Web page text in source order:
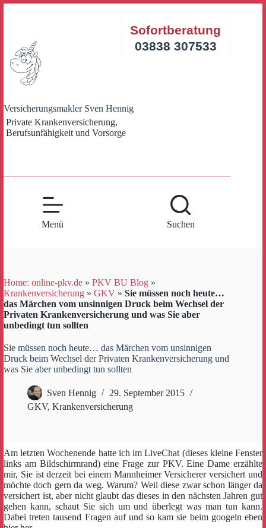
Versicherungsmakler Sven Hennig
Private Krankenversicherung,
Berufsunfähigkeit und Vorsorge
Sofortberatung
03838 307533
Menü Suchen
Home: online-pkv.de » PKV BU Blog »
Krankenversicherung » GKV » Sie müssen noch heute…
das Märchen vom unsinnigen Druck beim Wechsel der
Privaten Krankenversicherung und was Sie aber
unbedingt tun sollten
Sie müssen noch heute… das Märchen vom unsinnigen
Druck beim Wechsel der Privaten Krankenversicherung und
was Sie aber unbedingt tun sollten
Sven Hennig
29. September 2015
GKV, Krankenversicherung
Am letzten Wochenende hatte ich im LiveChat (dieses kleine Fenster
links am Bildschirmrand) eine Frage zur PKV. Eine Dame erzählte
mir, Sie ist derzeit bei einem Mannheimer Versicherer versichert und
möchte doch gern da weg. Warum? Weil diese zwar schon länger da
versichert ist, aber nicht glaubt das dieses in den nächsten Jahren gut
gehen kann, schaut Sie sich um und überlegt was man tun kann.
Dabei treten tausend Fragen auf und so kam sie beim googeln eben